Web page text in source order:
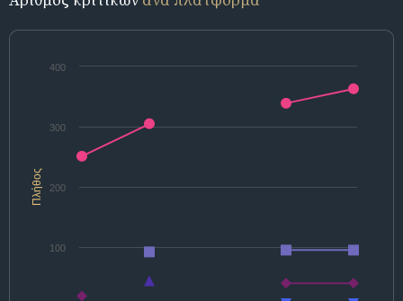
Πλήθος
100
200
300
400